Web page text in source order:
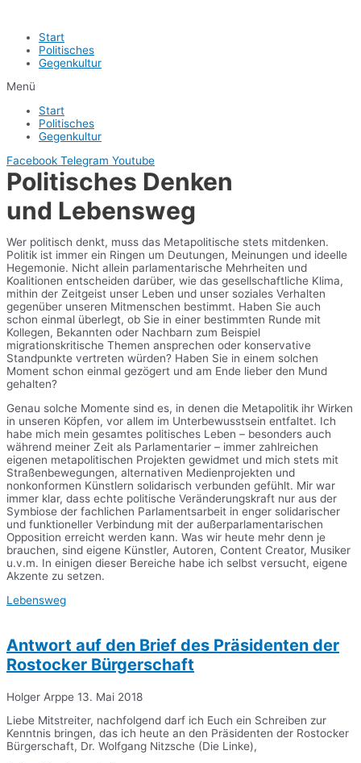
Start
Politisches
Gegenkultur
Menü
Start
Politisches
Gegenkultur
Facebook Telegram Youtube
Politisches Denken
und Lebensweg
Wer politisch denkt, muss das Metapolitische stets mitdenken.
Politik ist immer ein Ringen um Deutungen, Meinungen und ideelle
Hegemonie. Nicht allein parlamentarische Mehrheiten und
Koalitionen entscheiden darüber, wie das gesellschaftliche Klima,
mithin der Zeitgeist unser Leben und unser soziales Verhalten
gegenüber unseren Mitmenschen bestimmt. Haben Sie auch
schon einmal überlegt, ob Sie in einer bestimmten Runde mit
Kollegen, Bekannten oder Nachbarn zum Beispiel
migrationskritische Themen ansprechen oder konservative
Standpunkte vertreten würden? Haben Sie in einem solchen
Moment schon einmal gezögert und am Ende lieber den Mund
gehalten?
Genau solche Momente sind es, in denen die Metapolitik ihr Wirken
in unseren Köpfen, vor allem im Unterbewusstsein entfaltet. Ich
habe mich mein gesamtes politisches Leben – besonders auch
während meiner Zeit als Parlamentarier – immer zahlreichen
eigenen metapolitischen Projekten gewidmet und mich stets mit
Straßenbewegungen, alternativen Medienprojekten und
nonkonformen Künstlern solidarisch verbunden gefühlt. Mir war
immer klar, dass echte politische Veränderungskraft nur aus der
Symbiose der fachlichen Parlamentsarbeit in enger solidarischer
und funktioneller Verbindung mit der außerparlamentarischen
Opposition erreicht werden kann. Was wir heute mehr denn je
brauchen, sind eigene Künstler, Autoren, Content Creator, Musiker
u.v.m. In einigen dieser Bereiche habe ich selbst versucht, eigene
Akzente zu setzen.
Lebensweg
Antwort auf den Brief des Präsidenten der
Rostocker Bürgerschaft
Holger Arppe 13. Mai 2018
Liebe Mitstreiter, nachfolgend darf ich Euch ein Schreiben zur
Kenntnis bringen, das ich heute an den Präsidenten der Rostocker
Bürgerschaft, Dr. Wolfgang Nitzsche (Die Linke),